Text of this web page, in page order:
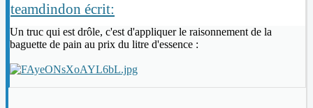
teamdindon écrit:
Un truc qui est drôle, c'est d'appliquer le raisonnement de la
baguette de pain au prix du litre d'essence :